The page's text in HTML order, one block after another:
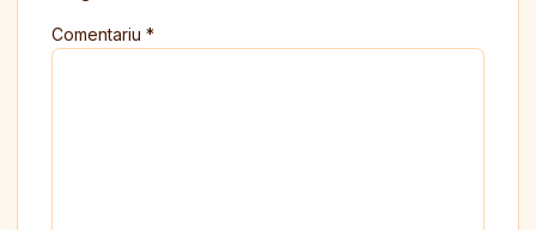
Comentariu *